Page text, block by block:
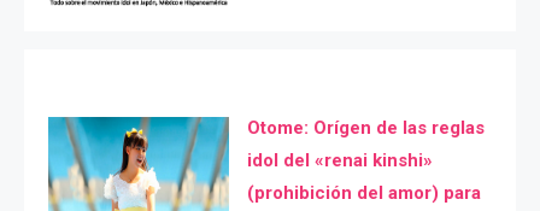
Otome: Orígen de las reglas
idol del «renai kinshi»
(prohibición del amor) para